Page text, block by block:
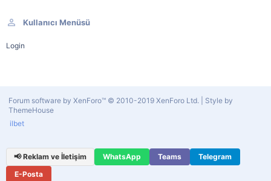
Kullanıcı Menüsü
Login
Forum software by XenForo™ © 2010-2019 XenForo Ltd.
Style by
ThemeHouse
ilbet
📢 Reklam ve İletişim WhatsApp Teams
Telegram
E-Posta